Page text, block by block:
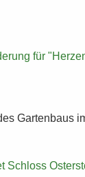
für
Gar­ten­baus
Schloss